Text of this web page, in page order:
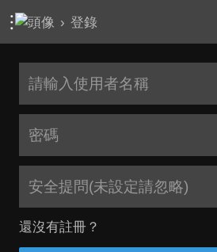
› 登錄
安全提問(未設定請忽略)
還沒有註冊？